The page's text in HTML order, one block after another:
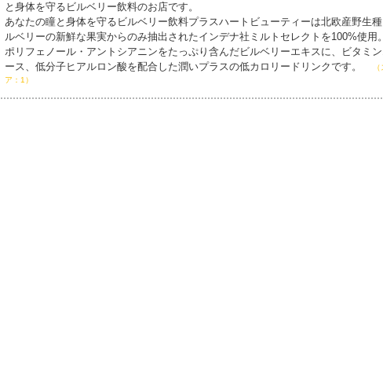
と身体を守るビルベリー飲料のお店です。
あなたの瞳と身体を守るビルベリー飲料プラスハートビューティーは北欧産野生
ルベリーの新鮮な果実からのみ抽出されたインデナ社ミルトセレクトを100%使用。
ポリフェノール・アントシアニンをたっぷり含んだビルベリーエキスに、ビタミ
ース、低分子ヒアルロン酸を配合した潤いプラスの低カロリードリンクです。
ア：1）